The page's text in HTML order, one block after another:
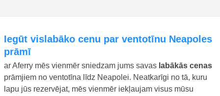
iegūt vislabāko cenu par ventotīnu Neapoles
prāmī
ar Aferry mēs vienmēr sniedzam jums savas labākās cenas
prāmjiem no ventotīna līdz Neapolei. Neatkarīgi no tā, kuru
lapu jūs rezervējat, mēs vienmēr iekļaujam visus mūsu